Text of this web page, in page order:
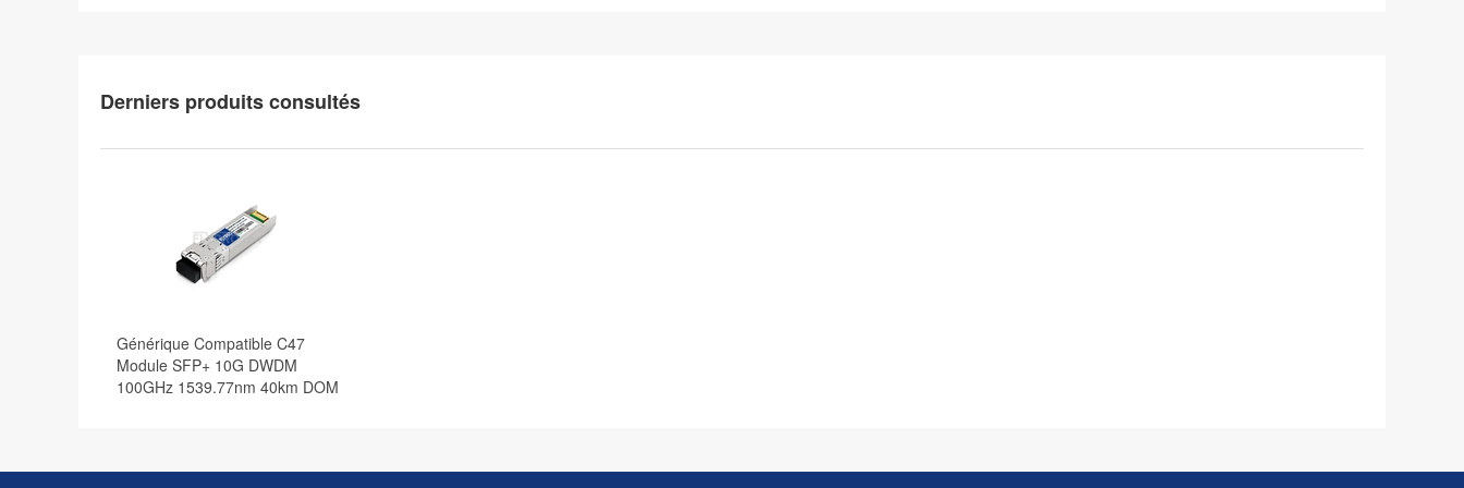
Derniers produits consultés
Générique Compatible C47
Module SFP+ 10G DWDM
100GHz 1539.77nm 40km DOM